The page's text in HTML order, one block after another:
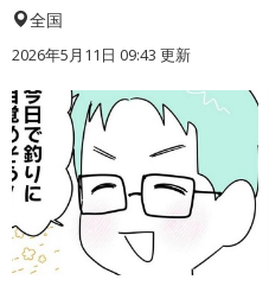
全国
2026年5月11日 09:43 更新